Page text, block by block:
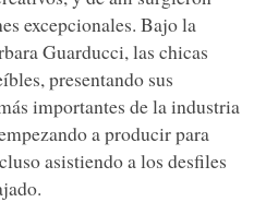
excepcionales. Bajo la
Guarducci, las chicas
presentando sus
importantes de la industria
a producir para
asistiendo a los desfiles